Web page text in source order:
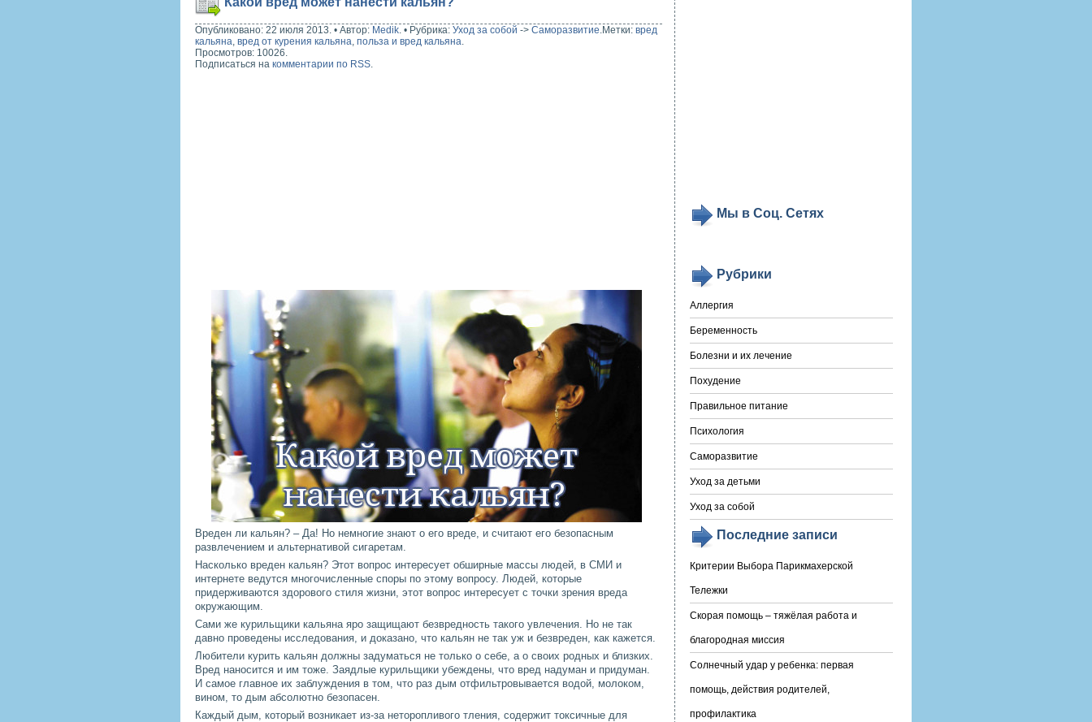
Опубликовано: 22 июля 2013. • Автор: Medik. • Рубрика: Уход за собой -> Саморазвитие.Метки: вред
кальяна, вред от курения кальяна, польза и вред кальяна.
Просмотров: 10026.
Подписаться на комментарии по RSS.
Вреден ли кальян? – Да! Но немногие знают о его вреде, и считают его безопасным
развлечением и альтернативой сигаретам.
Насколько вреден кальян? Этот вопрос интересует обширные массы людей, в СМИ и
интернете ведутся многочисленные споры по этому вопросу. Людей, которые
придерживаются здорового стиля жизни, этот вопрос интересует с точки зрения вреда
окружающим.
Сами же курильщики кальяна яро защищают безвредность такого увлечения. Но не так
давно проведены исследования, и доказано, что кальян не так уж и безвреден, как кажется.
Любители курить кальян должны задуматься не только о себе, а о своих родных и близких.
Вред наносится и им тоже. Заядлые курильщики убеждены, что вред надуман и придуман.
И самое главное их заблуждения в том, что раз дым отфильтровывается водой, молоком,
вином, то дым абсолютно безопасен.
Каждый дым, который возникает из-за неторопливого тления, содержит токсичные для
Мы в Соц. Сетях
Рубрики
Аллергия
Беременность
Болезни и их лечение
Похудение
Правильное питание
Психология
Саморазвитие
Уход за детьми
Уход за собой
Последние записи
Критерии Выбора Парикмахерской
Тележки
Скорая помощь – тяжёлая работа и
благородная миссия
Солнечный удар у ребенка: первая
помощь, действия родителей,
профилактика